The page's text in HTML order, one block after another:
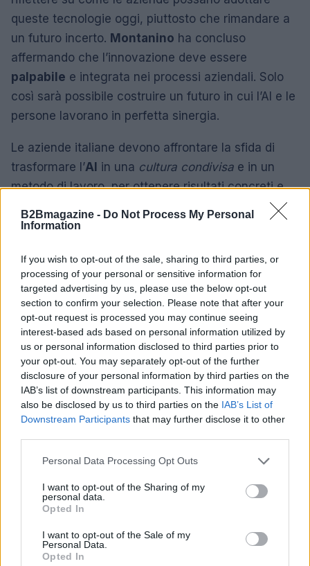
B2Bmagazine - Do Not Process My Personal
Information
If you wish to opt-out of the sale, sharing to third parties, or
processing of your personal or sensitive information for
targeted advertising by us, please use the below opt-out
section to confirm your selection. Please note that after your
opt-out request is processed you may continue seeing
interest-based ads based on personal information utilized by
us or personal information disclosed to third parties prior to
your opt-out. You may separately opt-out of the further
disclosure of your personal information by third parties on the
IAB’s list of downstream participants. This information may
also be disclosed by us to third parties on the IAB’s List of
Downstream Participants that may further disclose it to other
Please note that this website/app uses one or more Google
not limited to your visit or usage behaviour. You may click to
grant or deny consent to Google and its third-party tags to
use your data for below specified purposes in below Google
consent section.
Personal Data Processing Opt Outs
I want to opt-out of the Sharing of my
personal data.
Opted In
I want to opt-out of the Sale of my
Personal Data.
Opted In
queste tecnologie oggi, piuttosto che rimandare a
un futuro incerto. Montanino ha concluso
affermando che l’innovazione deve essere
palpabile e integrata nei processi aziendali. Solo
così sarà possibile costruire un futuro in cui l’AI e le
persone lavorano in perfetta sinergia.
Le aziende italiane devono affrontare la sfida di
trasformare l’AI in una cultura condivisa e in un
metodo di lavoro, per ottenere risultati concreti e
sorprende, ma quella che funziona, e deve
AUTORE
AiAdhubMedia